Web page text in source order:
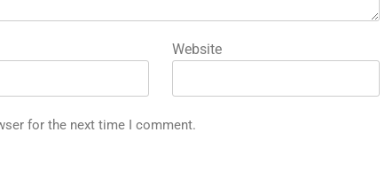
Website
for the next time I comment.